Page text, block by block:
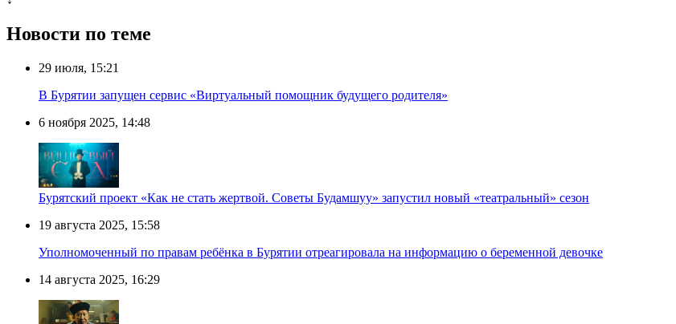
Новости по теме
29 июля, 15:21
В Бурятии запущен сервис «Виртуальный помощник будущего родителя»
6 ноября 2025, 14:48
Бурятский проект «Как не стать жертвой. Советы Будамшуу» запустил новый «театральный» сезон
19 августа 2025, 15:58
Уполномоченный по правам ребёнка в Бурятии отреагировала на информацию о беременной девочке
14 августа 2025, 16:29